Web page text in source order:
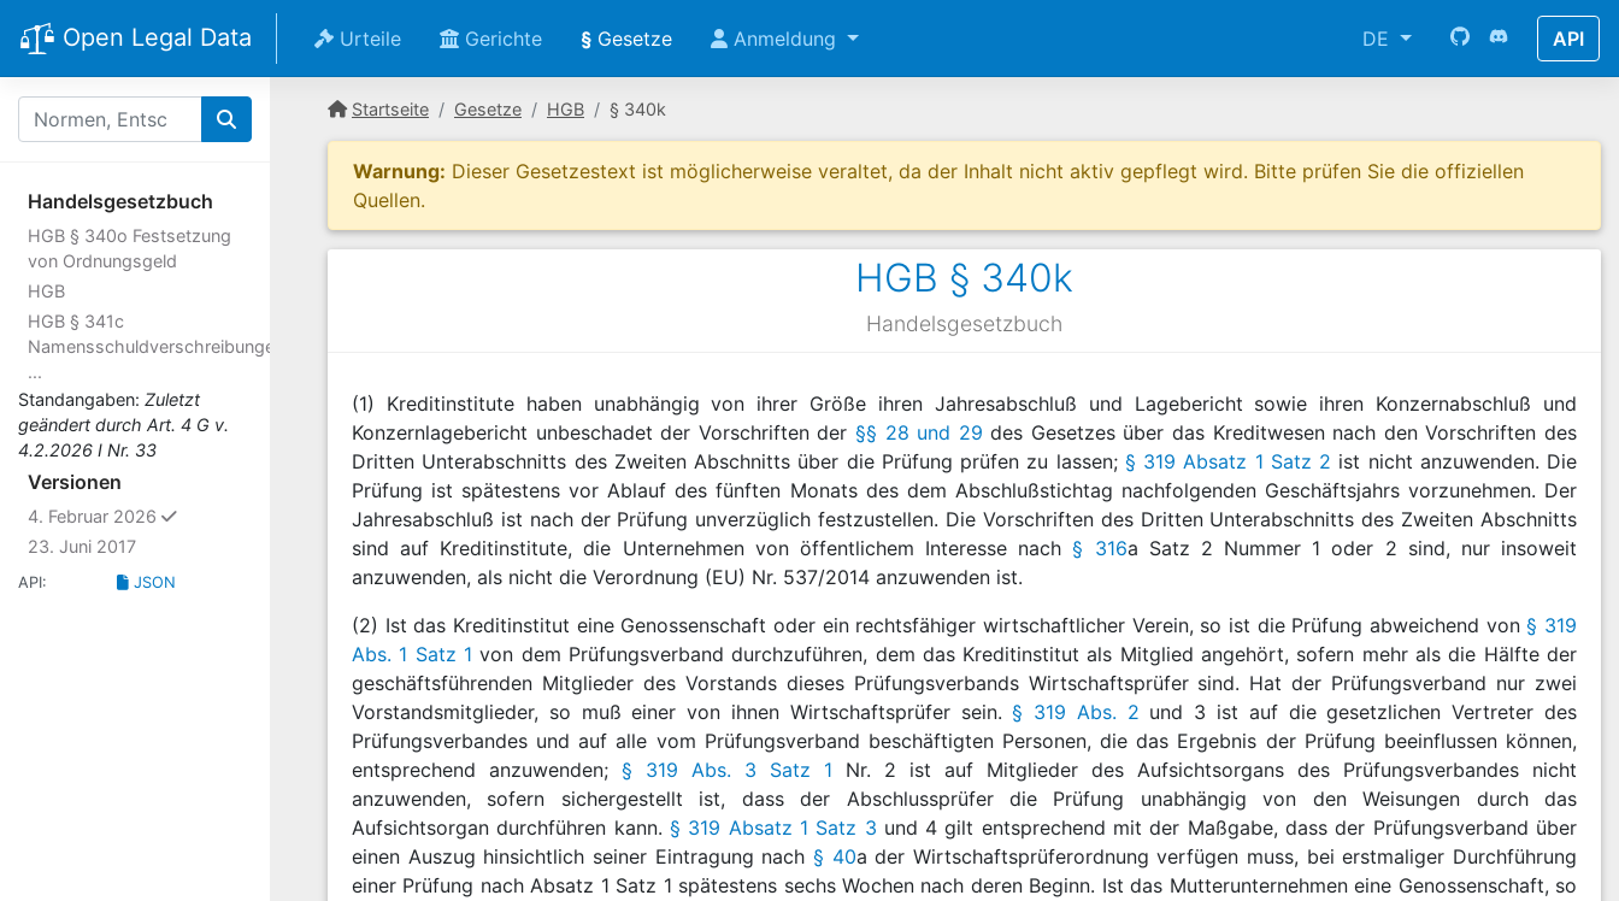
Open Legal Data Urteile Gerichte § Gesetze Anmeldung DE API
Handelsgesetzbuch
HGB § 340o Festsetzung
von Ordnungsgeld
HGB
HGB § 341c
Namensschuldverschreibungen,
...
Standangaben: Zuletzt
geändert durch Art. 4 G v.
4.2.2026 I Nr. 33
Versionen
4. Februar 2026
ausgewählt
23. Juni 2017
API: JSON
Startseite Gesetze HGB § 340k
Warnung: Dieser Gesetzestext ist möglicherweise veraltet, da der Inhalt nicht aktiv gepflegt wird. Bitte prüfen Sie die offiziellen
Quellen.
HGB § 340k
Handelsgesetzbuch
(1) Kreditinstitute haben unabhängig von ihrer Größe ihren Jahresabschluß und Lagebericht sowie ihren Konzernabschluß und
Konzernlagebericht unbeschadet der Vorschriften der §§ 28 und 29 des Gesetzes über das Kreditwesen nach den Vorschriften des
Dritten Unterabschnitts des Zweiten Abschnitts über die Prüfung prüfen zu lassen; § 319 Absatz 1 Satz 2 ist nicht anzuwenden. Die
Prüfung ist spätestens vor Ablauf des fünften Monats des dem Abschlußstichtag nachfolgenden Geschäftsjahrs vorzunehmen. Der
Jahresabschluß ist nach der Prüfung unverzüglich festzustellen. Die Vorschriften des Dritten Unterabschnitts des Zweiten Abschnitts
sind auf Kreditinstitute, die Unternehmen von öffentlichem Interesse nach§ 316a Satz 2 Nummer 1 oder 2 sind, nur insoweit
anzuwenden, als nicht die Verordnung (EU) Nr. 537/2014 anzuwenden ist.
(2) Ist das Kreditinstitut eine Genossenschaft oder ein rechtsfähiger wirtschaftlicher Verein, so ist die Prüfung abweichend von§ 319
Abs. 1 Satz 1 von dem Prüfungsverband durchzuführen, dem das Kreditinstitut als Mitglied angehört, sofern mehr als die Hälfte der
geschäftsführenden Mitglieder des Vorstands dieses Prüfungsverbands Wirtschaftsprüfer sind. Hat der Prüfungsverband nur zwei
Vorstandsmitglieder, so muß einer von ihnen Wirtschaftsprüfer sein.§ 319 Abs. 2 und 3 ist auf die gesetzlichen Vertreter des
Prüfungsverbandes und auf alle vom Prüfungsverband beschäftigten Personen, die das Ergebnis der Prüfung beeinflussen können,
entsprechend anzuwenden; § 319 Abs. 3 Satz 1 Nr. 2 ist auf Mitglieder des Aufsichtsorgans des Prüfungsverbandes nicht
anzuwenden, sofern sichergestellt ist, dass der Abschlussprüfer die Prüfung unabhängig von den Weisungen durch das
Aufsichtsorgan durchführen kann. § 319 Absatz 1 Satz 3 und 4 gilt entsprechend mit der Maßgabe, dass der Prüfungsverband über
einen Auszug hinsichtlich seiner Eintragung nach § 40a der Wirtschaftsprüferordnung verfügen muss, bei erstmaliger Durchführung
einer Prüfung nach Absatz 1 Satz 1 spätestens sechs Wochen nach deren Beginn. Ist das Mutterunternehmen eine Genossenschaft, so